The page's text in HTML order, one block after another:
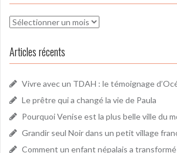
Archives
Articles récents
Vivre avec un TDAH : le témoignage
Le prêtre qui a changé la vie de Paula
Pourquoi Venise est la plus belle ville du
Grandir seul Noir dans un petit village
Comment un enfant népalais a